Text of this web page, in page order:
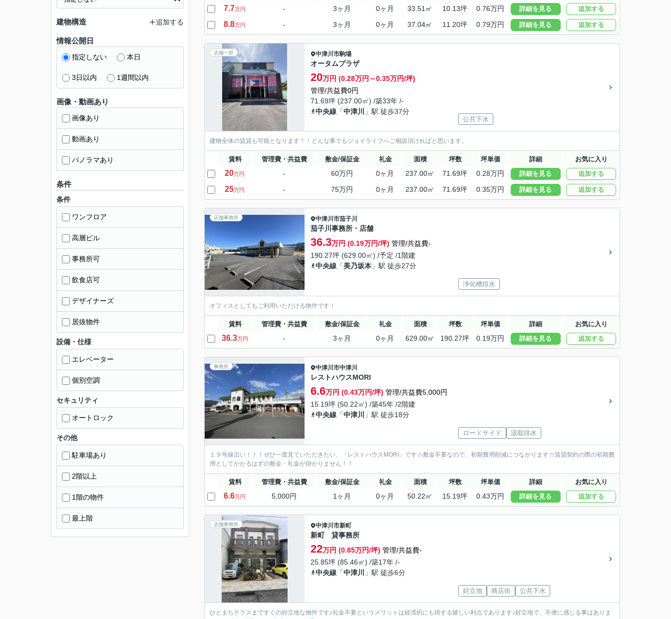
7.7万円 - 3ヶ月 0ヶ月 33.51㎡ 10.13坪 0.76万円 詳細を見る 追加する
8.8万円 - 3ヶ月 0ヶ月 37.04㎡ 11.20坪 0.79万円 詳細を見る 追加する
店舗一部 中津川市駒場
オータムプラザ
20万円 (0.28万円～0.35万円/坪)
管理/共益費0円
71.69坪 (237.00㎡) /築33年 /-
中央線 「中津川 」駅 徒歩37分
公共下水
建物全体の賃貸も可能となります！！どんな事でもジョイライフへご相談頂ければと思います。
賃料 管理費・共益費 敷金/保証金 礼金 面積 坪数 坪単価 詳細 お気に入り
20万円 - 60万円 0ヶ月 237.00㎡ 71.69坪 0.28万円 詳細を見る 追加する
25万円 - 75万円 0ヶ月 237.00㎡ 71.69坪 0.35万円 詳細を見る 追加する
店舗事務所 中津川市茄子川
茄子川事務所・店舗
36.3万円 (0.19万円/坪) 管理/共益費-
190.27坪 (629.00㎡) /予定 /1階建
中央線 「美乃坂本 」駅 徒歩27分
浄化槽排水
オフィスとしてもご利用いただける物件です！
賃料 管理費・共益費 敷金/保証金 礼金 面積 坪数 坪単価 詳細 お気に入り
36.3万円 - 3ヶ月 0ヶ月 629.00㎡ 190.27坪 0.19万円 詳細を見る 追加する
事務所 中津川市中津川
レストハウスMORI
6.6万円 (0.43万円/坪) 管理/共益費5,000円
15.19坪 (50.22㎡) /築45年 /2階建
中央線 「中津川 」駅 徒歩18分
ロードサイド 汲取排水
１９号線沿い！！！ぜひ一度見ていただきたい、「レストハウスMORI」です☆敷金不要なので、初期費用削減につながります☆賃貸契約の際の初期費
用としてかかるはずの敷金・礼金が掛かりません！！
賃料 管理費・共益費 敷金/保証金 礼金 面積 坪数 坪単価 詳細 お気に入り
6.6万円 5,000円 1ヶ月 0ヶ月 50.22㎡ 15.19坪 0.43万円 詳細を見る 追加する
店舗事務所 中津川市新町
新町 貸事務所
22万円 (0.85万円/坪) 管理/共益費-
25.85坪 (85.46㎡) /築17年 /-
中央線 「中津川 」駅 徒歩6分
好立地 商店街 公共下水
ひとまちテラスまですぐの好立地な物件です♪礼金不要というメリットは経済的にも得する嬉しい利点であります♪好立地で、不便に感じる事はありま
建物構造 追加する
情報公開日
指定しない 本日
3日以内 1週間以内
画像・動画あり
画像あり
動画あり
パノラマあり
条件
条件
ワンフロア
高層ビル
事務所可
飲食店可
デザイナーズ
居抜物件
設備・仕様
エレベーター
個別空調
セキュリティ
オートロック
その他
駐車場あり
2階以上
1階の物件
最上階